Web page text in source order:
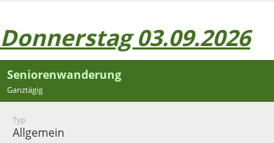
Donnerstag 03.09.2026
Seniorenwanderung
Ganztägig
Typ
Allgemein